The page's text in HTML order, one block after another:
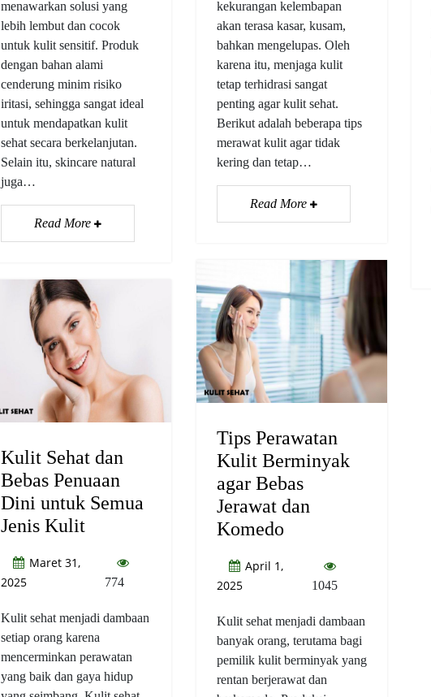
kekurangan kelembapan
akan terasa kasar, kusam,
bahkan mengelupas. Oleh
karena itu, menjaga kulit
tetap terhidrasi sangat
penting agar kulit sehat.
Berikut adalah beberapa tips
merawat kulit agar tidak
kering dan tetap…
Read More
menawarkan solusi yang
lebih lembut dan cocok
untuk kulit sensitif. Produk
dengan bahan alami
cenderung minim risiko
iritasi, sehingga sangat ideal
untuk mendapatkan kulit
sehat secara berkelanjutan.
Selain itu, skincare natural
juga…
Read More
Tips Perawatan
Kulit Berminyak
agar Bebas
Jerawat dan
Komedo
April 1,
2025
1045
Kulit sehat menjadi dambaan
banyak orang, terutama bagi
pemilik kulit berminyak yang
rentan berjerawat dan
Kulit Sehat dan
Bebas Penuaan
Dini untuk Semua
Jenis Kulit
Maret 31,
2025
774
Kulit sehat menjadi dambaan
setiap orang karena
mencerminkan perawatan
yang baik dan gaya hidup